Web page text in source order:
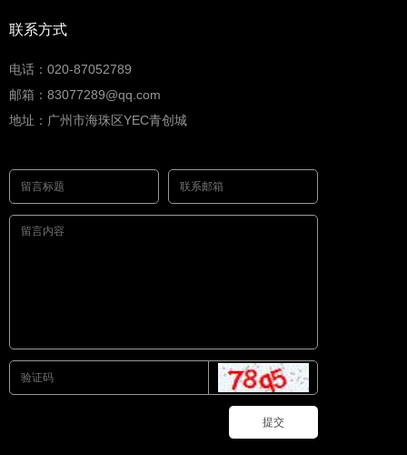
提交
联系方式
电话：020-87052789
邮箱：83077289@qq.com
地址：广州市海珠区YEC青创城